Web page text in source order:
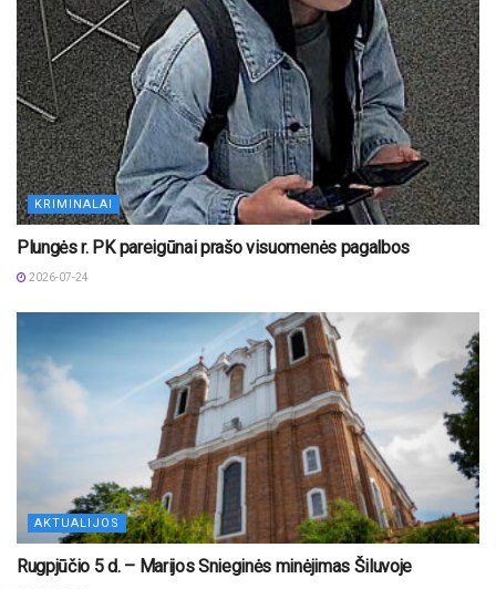
KRIMINALAI
Plungės r. PK pareigūnai prašo visuomenės pagalbos
2026-07-24
AKTUALIJOS
Rugpjūčio 5 d. – Marijos Snieginės minėjimas Šiluvoje